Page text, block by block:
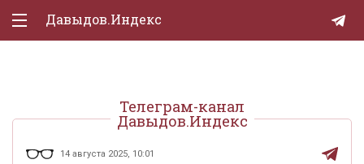
Давыдов.Индекс
Телеграм-канал
Давыдов.Индекс
14 августа 2025, 10:01